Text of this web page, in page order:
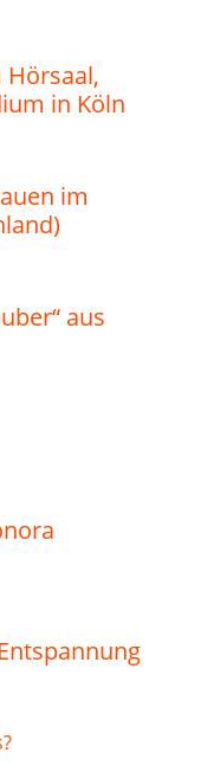
in Köln
im
aus